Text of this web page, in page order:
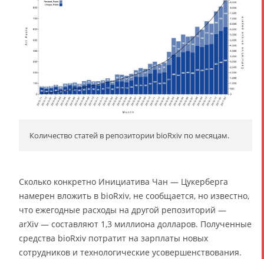
Количество статей в репозитории bioRxiv по месяцам.
Сколько конкретно Инициатива Чан — Цукерберга
намерен вложить в bioRxiv, не сообщается, но известно,
что ежегодные расходы на другой репозиторий —
arXiv — составляют 1,3 миллиона долларов. Полученные
средства bioRxiv потратит на зарплаты новых
сотрудников и технологические усовершенствования.